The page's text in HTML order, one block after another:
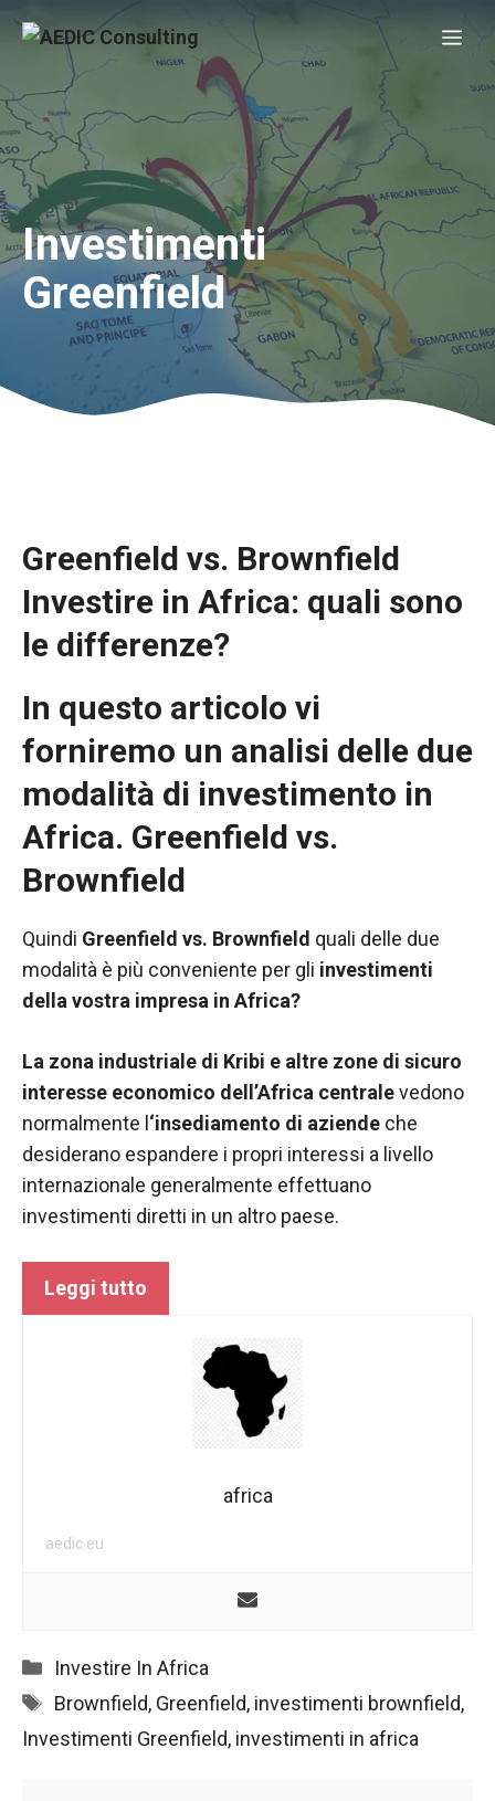
contenuto
Investimenti
Greenfield
Greenfield vs. Brownfield
Investire in Africa: quali sono
le differenze?
In questo articolo vi
forniremo un analisi delle due
modalità di investimento in
Africa. Greenfield vs.
Brownfield
Quindi Greenfield vs. Brownfield quali delle due
modalità è più conveniente per gli investimenti
della vostra impresa in Africa?
La zona industriale di Kribi e altre zone di sicuro
interesse economico dell’Africa centralevedono
normalmente l ‘insediamento di aziende che
desiderano espandere i propri interessi a livello
internazionale generalmente effettuano
investimenti diretti in un altro paese.
Leggi tutto
africa
aedic.eu
Categorie
Investire In Africa
Tag
Brownfield, Greenfield, investimenti brownfield,
Investimenti Greenfield, investimenti in africa
Necessario
Questi cookie
non sono
Sono
necessari per
il
funzionamento
Statistiche
Al fine di
migliorare
la
funzionalità
e la
sito Web, in
base a
come viene
al meglio
durante la tua
scompariranno
dal sito web.